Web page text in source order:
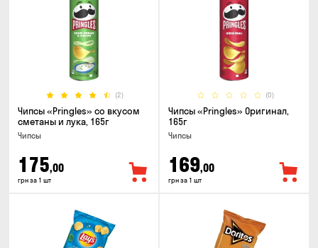
(2)
Чипсы «Pringles» со вкусом
сметаны и лука, 165г
Чипсы
175,00
грн за 1 шт
(0)
Чипсы «Pringles» Оригинал,
165г
Чипсы
169,00
грн за 1 шт